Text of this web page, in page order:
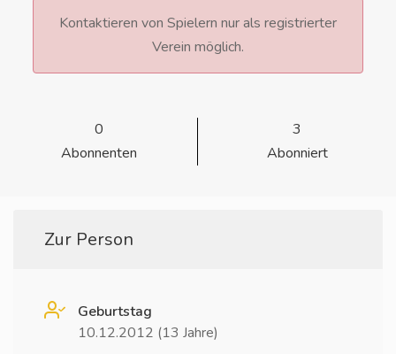
Kontaktieren von Spielern nur als registrierter
Verein möglich.
0
Abonnenten
3
Abonniert
Zur Person
Geburtstag
10.12.2012 (13 Jahre)